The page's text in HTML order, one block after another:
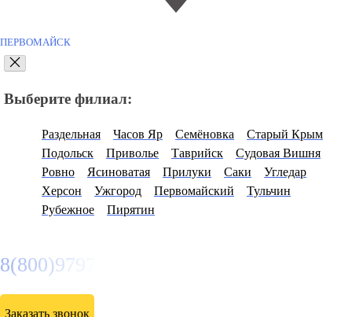
ПЕРВОМАЙСК
Выберите филиал:
Раздельная Часов Яр Семёновка
Старый Крым
Подольск
Приволье Таврийск
Судовая Вишня
Ровно
Ясиноватая Прилуки Саки
Угледар
Херсон
Ужгород Первомайский
Тульчин
Рубежное
Пирятин
8(800)9797043
Заказать звонок